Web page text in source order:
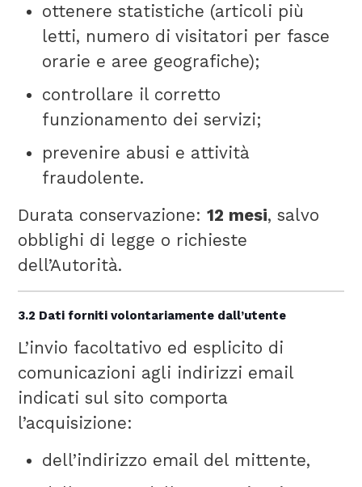
ottenere statistiche (articoli più
letti, numero di visitatori per fasce
orarie e aree geografiche);
controllare il corretto
funzionamento dei servizi;
prevenire abusi e attività
fraudolente.
Durata conservazione:12 mesi, salvo
obblighi di legge o richieste
dell’Autorità.
3.2 Dati forniti volontariamente dall’utente
L’invio facoltativo ed esplicito di
comunicazioni agli indirizzi email
indicati sul sito comporta
l’acquisizione:
dell’indirizzo email del mittente,